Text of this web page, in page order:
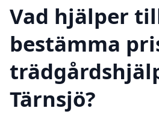
Vad hjälper
bestämma
Tärnsjö?